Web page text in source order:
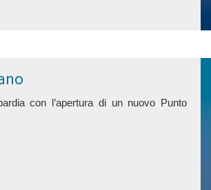
con l’apertura di un nuovo Punto